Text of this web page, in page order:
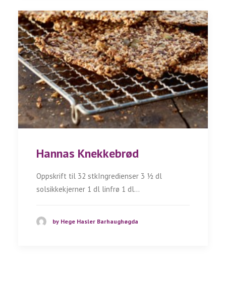
Hannas Knekkebrød
Oppskrift til 32 stkIngredienser 3 1⁄2 dl
solsikkekjerner 1 dl linfrø 1 dl…
by Hege Hasler Barhaughøgda